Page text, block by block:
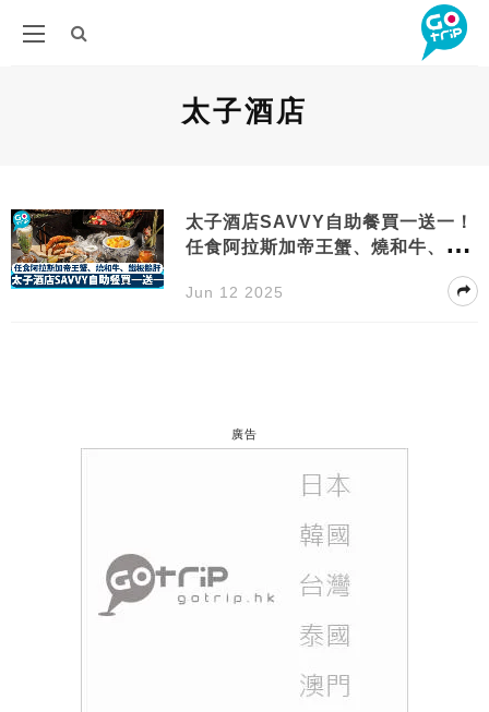
太子酒店
太子酒店SAVVY自助餐買一送一！
任食阿拉斯加帝王蟹、燒和牛、鐵
Jun 12 2025
廣告